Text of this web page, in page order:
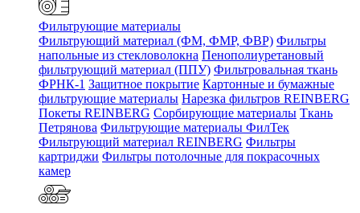
Фильтрующие материалы
Фильтрующий материал (ФМ, ФМР, ФВР) Фильтры
напольные из стекловолокна Пенополиуретановый
фильтрующий материал (ППУ) Фильтровальная ткань
ФРНК-1 Защитное покрытие Картонные и бумажные
фильтрующие материалы Нарезка фильтров REINBERG
Покеты REINBERG Сорбирующие материалы Ткань
Петрянова Фильтрующие материалы ФилТек
Фильтрующий материал REINBERG Фильтры
картриджи Фильтры потолочные для покрасочных
камер